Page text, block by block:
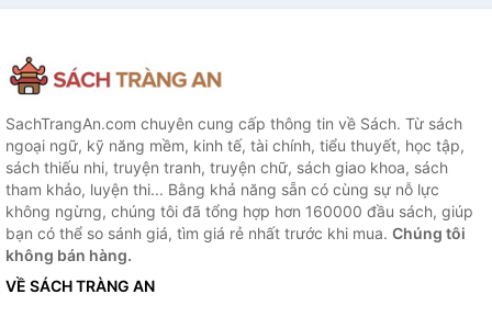
SachTrangAn.com chuyên cung cấp thông tin về Sách. Từ sách
ngoại ngữ, kỹ năng mềm, kinh tế, tài chính, tiểu thuyết, học tập,
sách thiếu nhi, truyện tranh, truyện chữ, sách giao khoa, sách
tham khảo, luyện thi... Bằng khả năng sẵn có cùng sự nỗ lực
không ngừng, chúng tôi đã tổng hợp hơn 160000 đầu sách, giúp
bạn có thể so sánh giá, tìm giá rẻ nhất trước khi mua. Chúng tôi
không bán hàng.
VỀ SÁCH TRÀNG AN